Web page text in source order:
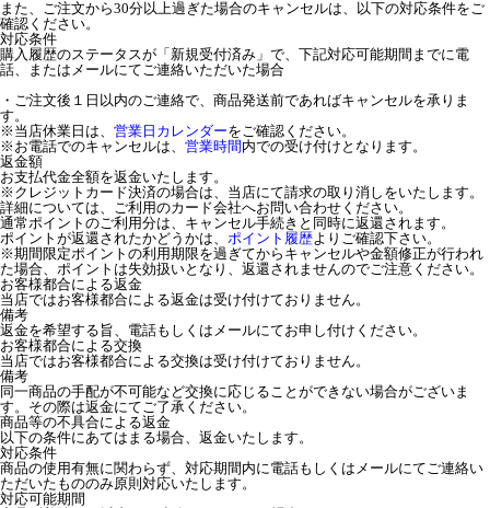
また、ご注文から30分以上過ぎた場合のキャンセルは、以下の対応条件をご
確認ください。
対応条件
購入履歴のステータスが「新規受付済み」で、下記対応可能期間までに電
話、またはメールにてご連絡いただいた場合
・ご注文後１日以内のご連絡で、商品発送前であればキャンセルを承りま
す。
※当店休業日は、 営業日カレンダーをご確認ください。
※お電話でのキャンセルは、 営業時間内での受け付けとなります。
返金額
お支払代金全額を返金いたします。
※クレジットカード決済の場合は、当店にて請求の取り消しをいたします。
詳細については、ご利用のカード会社へお問い合わせください。
通常ポイントのご利用分は、キャンセル手続きと同時に返還されます。
ポイントが返還されたかどうかは、 ポイント履歴よりご確認下さい。
※期間限定ポイントの利用期限を過ぎてからキャンセルや金額修正が行われ
た場合、ポイントは失効扱いとなり、返還されませんのでご注意ください。
お客様都合による返金
当店ではお客様都合による返金は受け付けておりません。
備考
返金を希望する旨、電話もしくはメールにてお申し付けください。
お客様都合による交換
当店ではお客様都合による交換は受け付けておりません。
備考
同一商品の手配が不可能など交換に応じることができない場合がございま
す。その際は返金にてご了承ください。
商品等の不具合による返金
以下の条件にあてはまる場合、返金いたします。
対応条件
商品の使用有無に関わらず、対応期間内に電話もしくはメールにてご連絡い
ただいたもののみ原則対応いたします。
対応可能期間